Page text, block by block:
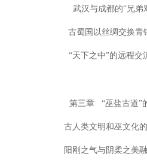
武汉与成都的“兄弟
古蜀国以丝绸交换青
“天下之中”的远程交
第三章 “巫盐古道”
古人类文明和巫文化
阳刚之气与阴柔之美